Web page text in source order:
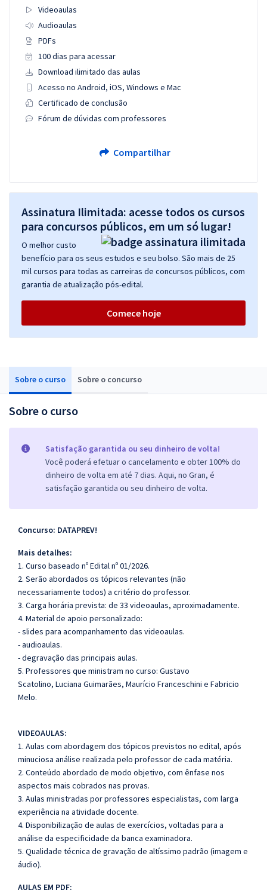
Sobre o curso Sobre o concurso
Sobre o curso
Satisfação garantida ou seu dinheiro de volta!
Você poderá efetuar o cancelamento e obter 100% do
dinheiro de volta em até 7 dias. Aqui, no Gran, é
satisfação garantida ou seu dinheiro de volta.
Concurso: DATAPREV!
Mais detalhes:
1. Curso baseado nº Edital nº 01/2026.
2. Serão abordados os tópicos relevantes (não
necessariamente todos) a critério do professor.
3. Carga horária prevista: de 33 videoaulas, aproximadamente.
4. Material de apoio personalizado:
- slides para acompanhamento das videoaulas.
- audioaulas.
- degravação das principais aulas.
5. Professores que ministram no curso: Gustavo
Scatolino, Luciana Guimarães, Maurício Franceschini e Fabricio
Melo.
VIDEOAULAS:
1. Aulas com abordagem dos tópicos previstos no edital, após
minuciosa análise realizada pelo professor de cada matéria.
2. Conteúdo abordado de modo objetivo, com ênfase nos
aspectos mais cobrados nas provas.
3. Aulas ministradas por professores especialistas, com larga
experiência na atividade docente.
4. Disponibilização de aulas de exercícios, voltadas para a
análise da especificidade da banca examinadora.
5. Qualidade técnica de gravação de altíssimo padrão (imagem e
áudio).
AULAS EM PDF:
Videoaulas
Audioaulas
PDFs
100 dias para acessar
Download ilimitado das aulas
Acesso no Android, iOS, Windows e Mac
Certificado de conclusão
Fórum de dúvidas com professores
Compartilhar
Assinatura Ilimitada: acesse todos os cursos
para concursos públicos, em um só lugar!
O melhor custo
benefício para os seus estudos e seu bolso. São mais de 25
mil cursos para todas as carreiras de concursos públicos, com
garantia de atualização pós-edital.
Comece hoje